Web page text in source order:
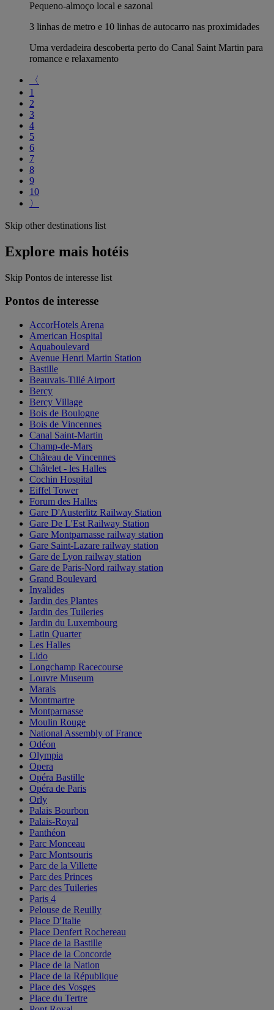
Pequeno-almoço local e sazonal
3 linhas de metro e 10 linhas de autocarro nas proximidades
Uma verdadeira descoberta perto do Canal Saint Martin para
romance e relaxamento
〈
1
2
3
4
5
6
7
8
9
10
〉
Skip other destinations list
Explore mais hotéis
Skip Pontos de interesse list
Pontos de interesse
AccorHotels Arena
American Hospital
Aquaboulevard
Avenue Henri Martin Station
Bastille
Beauvais-Tillé Airport
Bercy
Bercy Village
Bois de Boulogne
Bois de Vincennes
Canal Saint-Martin
Champ-de-Mars
Château de Vincennes
Châtelet - les Halles
Cochin Hospital
Eiffel Tower
Forum des Halles
Gare D'Austerlitz Railway Station
Gare De L'Est Railway Station
Gare Montparnasse railway station
Gare Saint-Lazare railway station
Gare de Lyon railway station
Gare de Paris-Nord railway station
Grand Boulevard
Invalides
Jardin des Plantes
Jardin des Tuileries
Jardin du Luxembourg
Latin Quarter
Les Halles
Lido
Longchamp Racecourse
Louvre Museum
Marais
Montmartre
Montparnasse
Moulin Rouge
National Assembly of France
Odéon
Olympia
Opera
Opéra Bastille
Opéra de Paris
Orly
Palais Bourbon
Palais-Royal
Panthéon
Parc Monceau
Parc Montsouris
Parc de la Villette
Parc des Princes
Parc des Tuileries
Paris 4
Pelouse de Reuilly
Place D'Italie
Place Denfert Rochereau
Place de la Bastille
Place de la Concorde
Place de la Nation
Place de la République
Place des Vosges
Place du Tertre